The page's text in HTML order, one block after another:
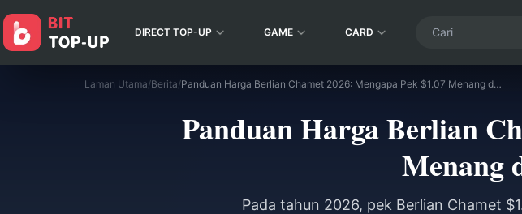
DIRECT TOP-UP GAME CARD
Laman Utama/Berita/ Panduan Harga Berlian Chamet 2026: Mengapa Pek $1.07 Menang dari Segi Nilai
Panduan Harga Berlian
Menang
Pada tahun 2026, pek Berlian Chamet